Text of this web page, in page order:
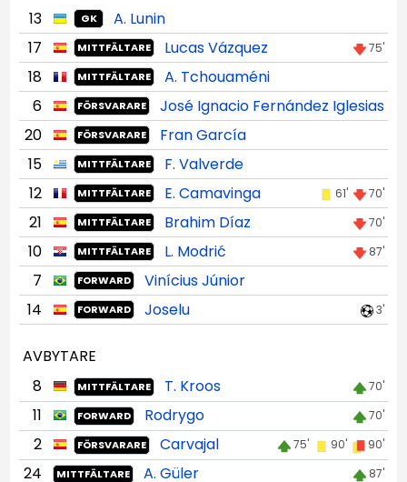
13 GK
A. Lunin
17
MITTFÄLTARE Lucas Vázquez 75'
18 MITTFÄLTARE
A. Tchouaméni
6
FÖRSVARARE
José Ignacio Fernández Iglesias
20
FÖRSVARARE
Fran García
15
MITTFÄLTARE
F. Valverde
12
MITTFÄLTARE E. Camavinga 61' 70'
21 MITTFÄLTARE Brahim Díaz 70'
10 MITTFÄLTARE L. Modrić 87'
7 FORWARD
Vinícius Júnior
14
FORWARD Joselu 3'
AVBYTARE
8
MITTFÄLTARE T. Kroos 70'
11 FORWARD Rodrygo 70'
2 FÖRSVARARE Carvajal 75' 90' 90'
24 MITTFÄLTARE A. Güler 87'